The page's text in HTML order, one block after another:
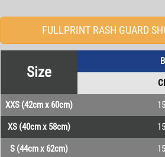
FULLPRINT RASH GUARD
Size
XXS (42cm x 60cm)
XS (40cm x 58cm)
S (44cm x 62cm)